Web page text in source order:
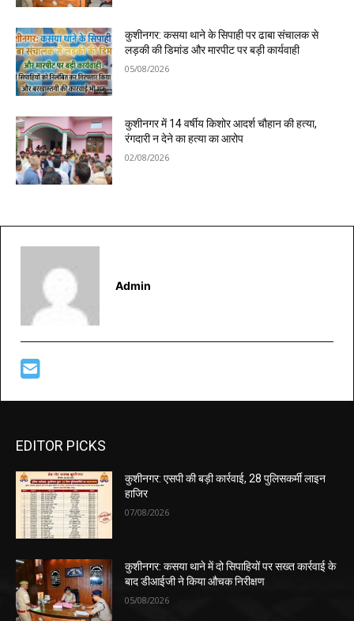
कुशीनगर: कसया थाने के सिपाही पर ढाबा संचालक से
लड़की की डिमांड और मारपीट पर बड़ी कार्यवाही
05/08/2026
कुशीनगर में 14 वर्षीय किशोर आदर्श चौहान की हत्या,
रंगदारी न देने का हत्या का आरोप
02/08/2026
Admin
EDITOR PICKS
कुशीनगर: एसपी की बड़ी कार्रवाई, 28 पुलिसकर्मी लाइन
हाजिर
07/08/2026
कुशीनगर: कसया थाने में दो सिपाहियों पर सख्त कार्रवाई के
बाद डीआईजी ने किया औचक निरीक्षण
05/08/2026